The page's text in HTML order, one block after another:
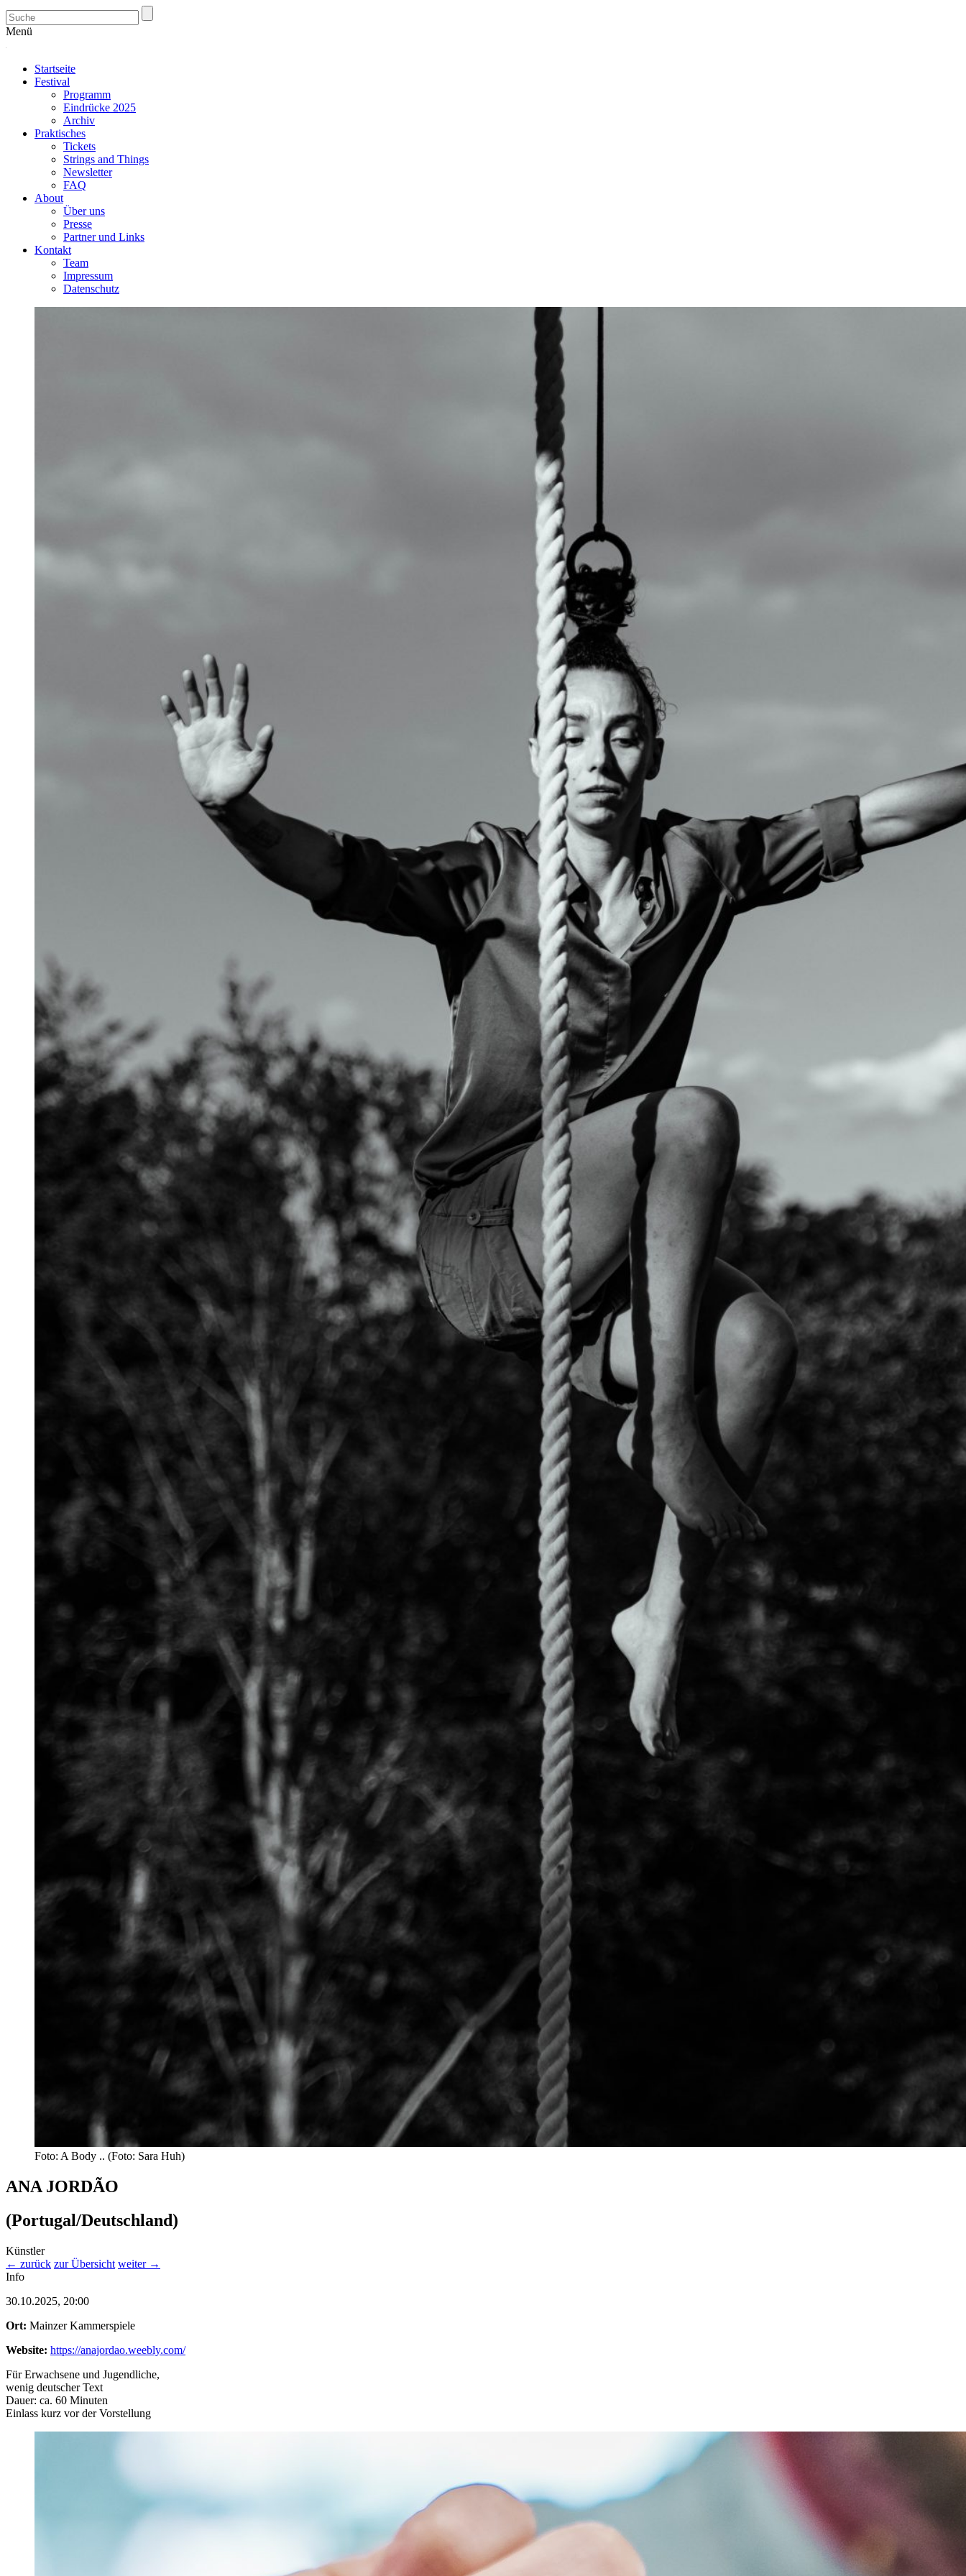
Menü
Startseite
Festival
Programm
Eindrücke 2025
Archiv
Praktisches
Tickets
Strings and Things
Newsletter
FAQ
About
Über uns
Presse
Partner und Links
Kontakt
Team
Impressum
Datenschutz
Foto: A Body .. (Foto: Sara Huh)
ANA JORDÃO
(Portugal/Deutschland)
Künstler
← zurück zur Übersicht weiter →
Info
30.10.2025, 20:00
Ort: Mainzer Kammerspiele
Website: https://anajordao.weebly.com/
Für Erwachsene und Jugendliche,
wenig deutscher Text
Dauer: ca. 60 Minuten
Einlass kurz vor der Vorstellung